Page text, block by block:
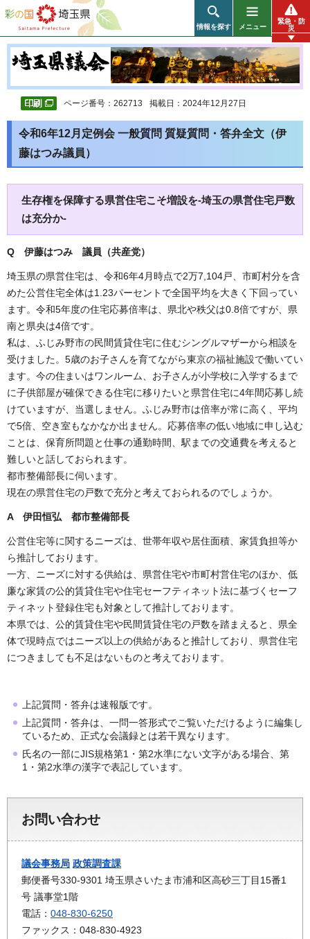
彩の国 埼玉県
情報を探す メニュー
緊急・防
災
ページ番号：262713 掲載日：2024年12月27日
令和6年12月定例会 一般質問 質疑質問・答弁全文（伊
藤はつみ議員）
生存権を保障する県営住宅こそ増設を-埼玉の県営住宅戸数
は充分か-
Q 伊藤はつみ 議員（共産党）
埼玉県の県営住宅は、令和6年4月時点で2万7,104戸、市町村分を含
めた公営住宅全体は1.23パーセントで全国平均を大きく下回ってい
ます。令和5年度の住宅応募倍率は、県北や秩父は0.8倍ですが、県
南と県央は4倍です。
私は、ふじみ野市の民間賃貸住宅に住むシングルマザーから相談を
受けました。5歳のお子さんを育てながら東京の福祉施設で働いてい
ます。今の住まいはワンルーム、お子さんが小学校に入学するまで
に子供部屋が確保できる住宅に移りたいと県営住宅に4年間応募し続
けていますが、当選しません。ふじみ野市は倍率が常に高く、平均
で5倍、空き室もなかなか出ません。応募倍率の低い地域に申し込む
ことは、保育所問題と仕事の通勤時間、駅までの交通費を考えると
難しいと話しておられます。
都市整備部長に伺います。
現在の県営住宅の戸数で充分と考えておられるのでしょうか。
A 伊田恒弘 都市整備部長
公営住宅等に関するニーズは、世帯年収や居住面積、家賃負担等か
ら推計しております。
一方、ニーズに対する供給は、県営住宅や市町村営住宅のほか、低
廉な家賃の公的賃貸住宅や住宅セーフティネット法に基づくセーフ
ティネット登録住宅も対象として推計しております。
本県では、公的賃貸住宅や民間賃貸住宅の戸数を踏まえると、県全
体で現時点ではニーズ以上の供給があると推計しており、県営住宅
につきましても不足はないものと考えております。
上記質問・答弁は速報版です。
上記質問・答弁は、一問一答形式でご覧いただけるように編集し
ているため、正式な会議録とは若干異なります。
氏名の一部にJIS規格第1・第2水準にない文字がある場合、第
1・第2水準の漢字で表記しています。
お問い合わせ
議会事務局 政策調査課
郵便番号330-9301 埼玉県さいたま市浦和区高砂三丁目15番1
号 議事堂1階
電話： 048-830-6250
ファックス：048-830-4923